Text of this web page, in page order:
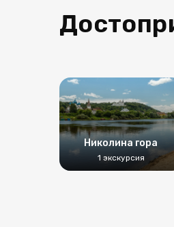
Николина гора
1 экскурсия